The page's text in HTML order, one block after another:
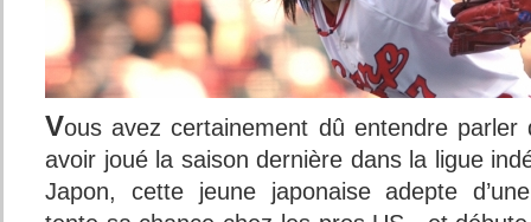
Vous avez certainement dû entendre parler
avoir joué la saison dernière dans la ligue
Japon, cette jeune japonaise adepte